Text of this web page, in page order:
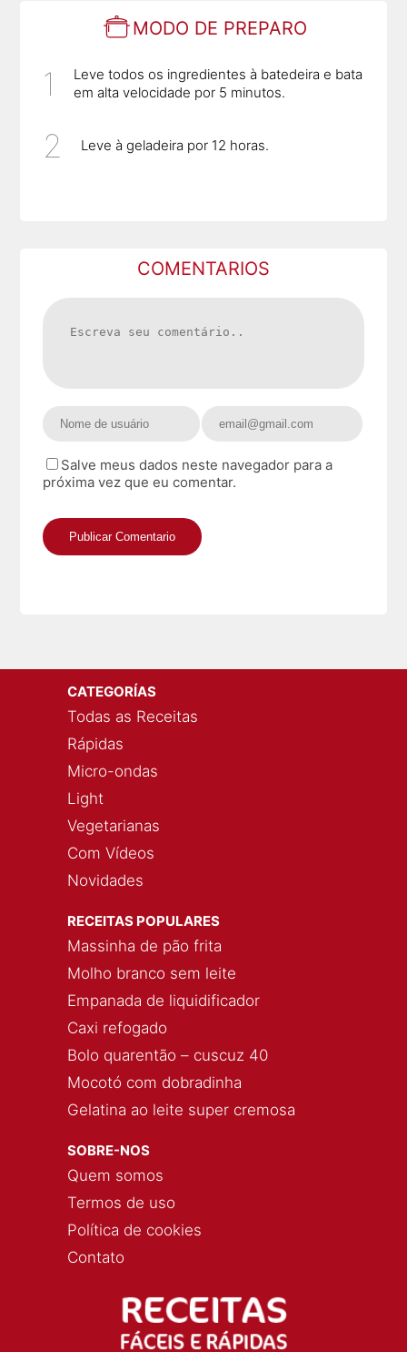
MODO DE PREPARO
Leve todos os ingredientes à batedeira e bata
em alta velocidade por 5 minutos.
Leve à geladeira por 12 horas.
COMENTARIOS
Salve meus dados neste navegador para a
próxima vez que eu comentar.
CATEGORÍAS
Todas as Receitas
Rápidas
Micro-ondas
Light
Vegetarianas
Com Vídeos
Novidades
RECEITAS POPULARES
Massinha de pão frita
Molho branco sem leite
Empanada de liquidificador
Caxi refogado
Bolo quarentão – cuscuz 40
Mocotó com dobradinha
Gelatina ao leite super cremosa
SOBRE-NOS
Quem somos
Termos de uso
Política de cookies
Contato